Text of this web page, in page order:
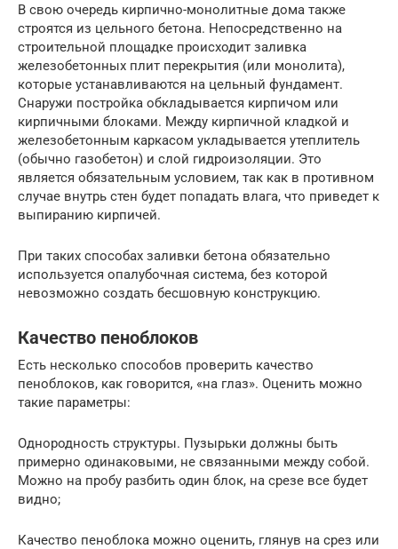
В свою очередь кирпично-монолитные дома также
строятся из цельного бетона. Непосредственно на
строительной площадке происходит заливка
железобетонных плит перекрытия (или монолита),
которые устанавливаются на цельный фундамент.
Снаружи постройка обкладывается кирпичом или
кирпичными блоками. Между кирпичной кладкой и
железобетонным каркасом укладывается утеплитель
(обычно газобетон) и слой гидроизоляции. Это
является обязательным условием, так как в противном
случае внутрь стен будет попадать влага, что приведет к
выпиранию кирпичей.
При таких способах заливки бетона обязательно
используется опалубочная система, без которой
невозможно создать бесшовную конструкцию.
Качество пеноблоков
Есть несколько способов проверить качество
пеноблоков, как говорится, «на глаз». Оценить можно
такие параметры:
Однородность структуры. Пузырьки должны быть
примерно одинаковыми, не связанными между собой.
Можно на пробу разбить один блок, на срезе все будет
видно;
Качество пеноблока можно оценить, глянув на срез или